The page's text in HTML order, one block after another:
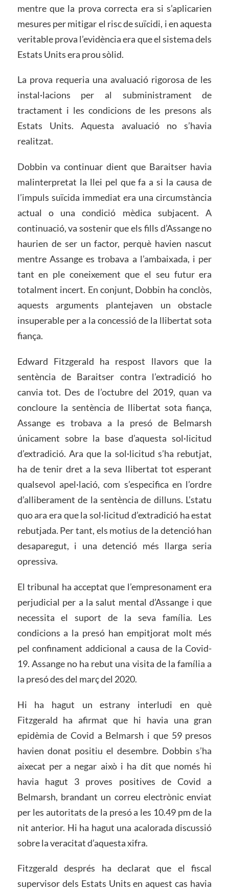
mentre que la prova correcta era si s’aplicarien
mesures per mitigar el risc de suïcidi, i en aquesta
veritable prova l’evidència era que el sistema dels
Estats Units era prou sòlid.
La prova requeria una avaluació rigorosa de les
instal·lacions per al subministrament de
tractament i les condicions de les presons als
Estats Units. Aquesta avaluació no s’havia
realitzat.
Dobbin va continuar dient que Baraitser havia
malinterpretat la llei pel que fa a si la causa de
l’impuls suïcida immediat era una circumstància
actual o una condició mèdica subjacent. A
continuació, va sostenir que els fills d’Assange no
haurien de ser un factor, perquè havien nascut
mentre Assange es trobava a l’ambaixada, i per
tant en ple coneixement que el seu futur era
totalment incert. En conjunt, Dobbin ha conclòs,
aquests arguments plantejaven un obstacle
insuperable per a la concessió de la llibertat sota
fiança.
Edward Fitzgerald ha respost llavors que la
sentència de Baraitser contra l’extradició ho
canvia tot. Des de l’octubre del 2019, quan va
concloure la sentència de llibertat sota fiança,
Assange es trobava a la presó de Belmarsh
únicament sobre la base d’aquesta sol·licitud
d’extradició. Ara que la sol·licitud s’ha rebutjat,
ha de tenir dret a la seva llibertat tot esperant
qualsevol apel·lació, com s’especifica en l’ordre
d’alliberament de la sentència de dilluns. L’statu
quo ara era que la sol·licitud d’extradició ha estat
rebutjada. Per tant, els motius de la detenció han
desaparegut, i una detenció més llarga seria
opressiva.
El tribunal ha acceptat que l’empresonament era
perjudicial per a la salut mental d’Assange i que
necessita el suport de la seva família. Les
condicions a la presó han empitjorat molt més
pel confinament addicional a causa de la Covid-
19. Assange no ha rebut una visita de la família a
la presó des del març del 2020.
Hi ha hagut un estrany interludi en què
Fitzgerald ha afirmat que hi havia una gran
epidèmia de Covid a Belmarsh i que 59 presos
havien donat positiu el desembre. Dobbin s’ha
aixecat per a negar això i ha dit que només hi
havia hagut 3 proves positives de Covid a
Belmarsh, brandant un correu electrònic enviat
per les autoritats de la presó a les 10.49 pm de la
nit anterior. Hi ha hagut una acalorada discussió
sobre la veracitat d’aquesta xifra.
Fitzgerald després ha declarat que el fiscal
supervisor dels Estats Units en aquest cas havia